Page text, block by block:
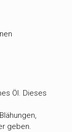
Öl. Dieses
geben.